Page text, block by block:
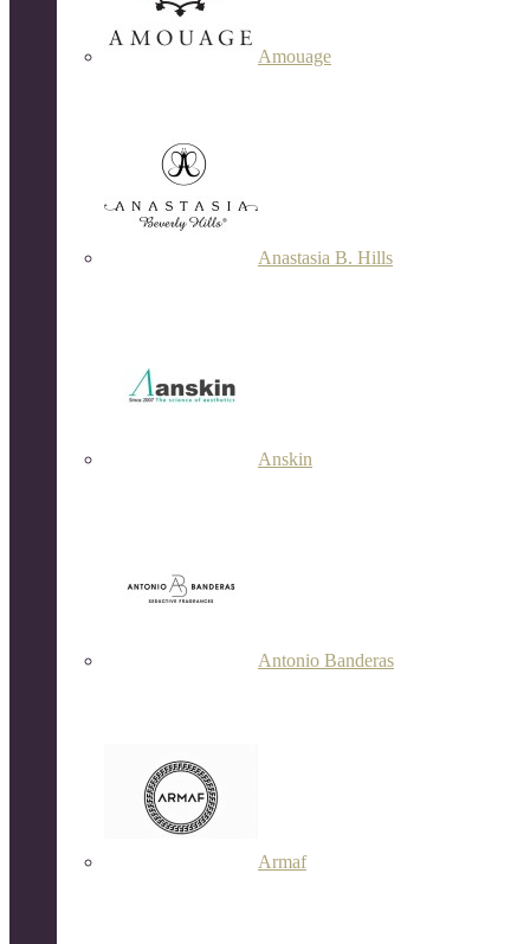
Amouage
Anastasia B. Hills
Anskin
Antonio Banderas
Armaf